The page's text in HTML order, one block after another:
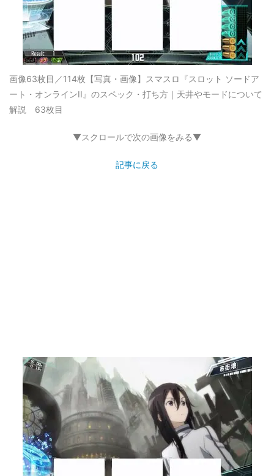
画像63枚目／114枚 【写真・画像】スマスロ『スロット ソードア
ート・オンラインII』のスペック・打ち方｜天井やモードについて
解説 63枚目
▼スクロールで次の画像をみる▼
記事に戻る